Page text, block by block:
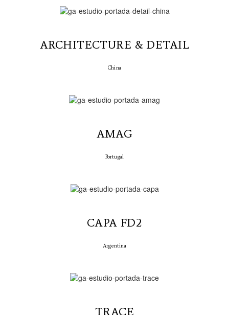
ARCHITECTURE & DETAIL
China
AMAG
Portugal
CAPA FD2
Argentina
TRACE